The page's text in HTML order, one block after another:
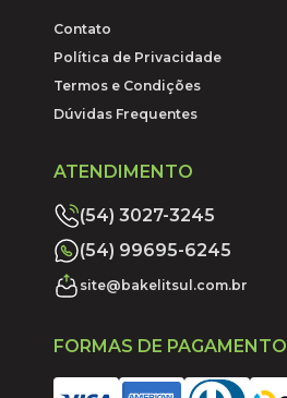
Contato
Política de Privacidade
Termos e Condições
Dúvidas Frequentes
ATENDIMENTO
(54) 3027-3245
(54) 99695-6245
site@bakelitsul.com.br
FORMAS DE PAGAMENTO